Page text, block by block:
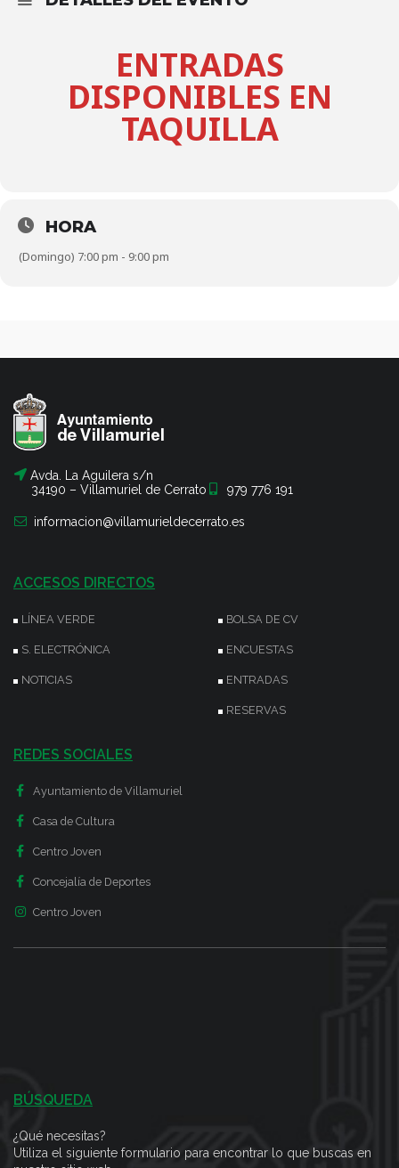
ENTRADAS
DISPONIBLES EN
TAQUILLA
HORA
(Domingo) 7:00 pm - 9:00 pm
Avda. La Aguilera s/n
34190 – Villamuriel de Cerrato
979 776 191
informacion@villamurieldecerrato.es
ACCESOS DIRECTOS
LÍNEA VERDE
S. ELECTRÓNICA
NOTICIAS
BOLSA DE CV
ENCUESTAS
ENTRADAS
RESERVAS
REDES SOCIALES
Ayuntamiento de Villamuriel
Casa de Cultura
Centro Joven
Concejalía de Deportes
Centro Joven
BÚSQUEDA
¿Qué necesitas?
Utiliza el siguiente formulario para encontrar lo que buscas en